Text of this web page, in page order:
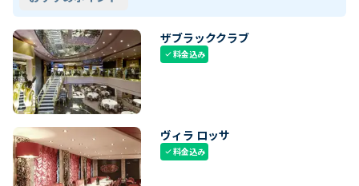
ザブラッククラブ
check料金込み
ヴィラ ロッサ
check料金込み